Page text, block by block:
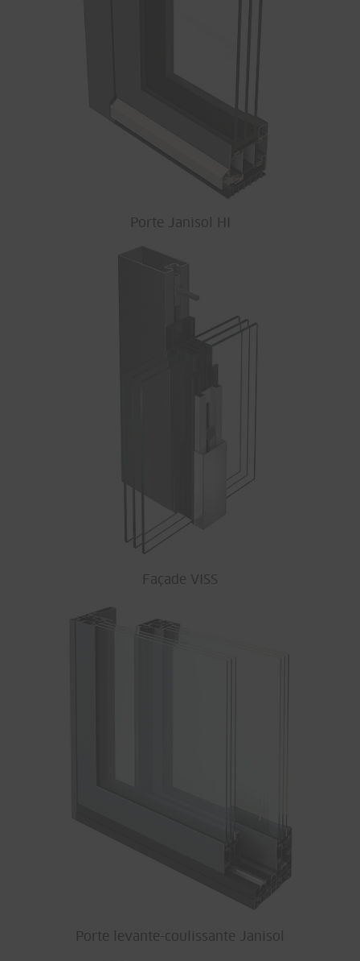
Porte Janisol HI
Façade VISS
Porte levante-coulissante Janisol